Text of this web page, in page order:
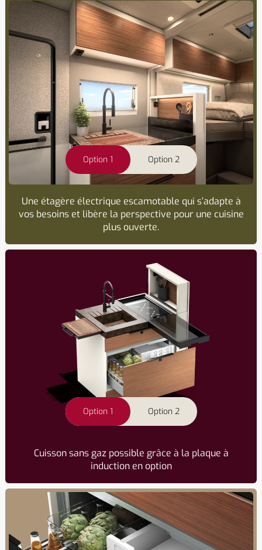
Option 1 Option 2
Une étagère électrique escamotable qui s’adapte à
vos besoins et libère la perspective pour une cuisine
plus ouverte.
Option 1 Option 2
Cuisson sans gaz possible grâce à la plaque à
induction en option